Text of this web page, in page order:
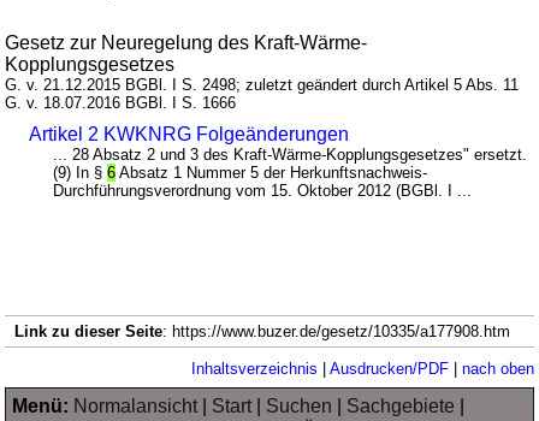
Gesetz zur Neuregelung des Kraft-Wärme-
Kopplungsgesetzes
G. v. 21.12.2015 BGBl. I S. 2498; zuletzt geändert durch Artikel 5 Abs. 11
G. v. 18.07.2016 BGBl. I S. 1666
Artikel 2 KWKNRG Folgeänderungen
... 28 Absatz 2 und 3 des Kraft-Wärme-Kopplungsgesetzes" ersetzt.
(9) In §6 Absatz 1 Nummer 5 der Herkunftsnachweis-
Durchführungsverordnung vom 15. Oktober 2012 (BGBl. I ...
Link zu dieser Seite: https://www.buzer.de/gesetz/10335/a177908.htm
Inhaltsverzeichnis | Ausdrucken/PDF| nach oben
Menü: Normalansicht| Start| Suchen Sachgebiete